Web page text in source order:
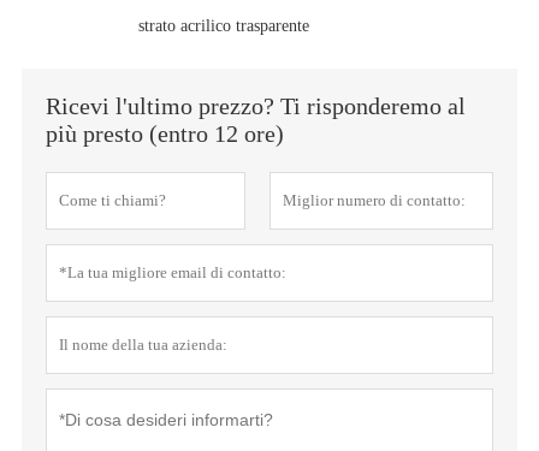
strato acrilico trasparente
Ricevi l'ultimo prezzo? Ti risponderemo al
più presto (entro 12 ore)